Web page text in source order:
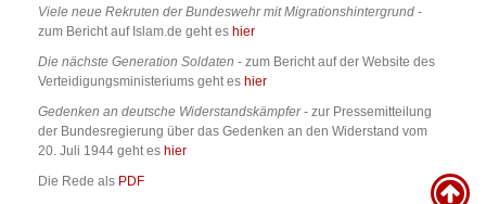
Viele neue Rekruten der Bundeswehr mit Migrationshintergrund -
zum Bericht auf Islam.de geht es hier
Die nächste Generation Soldaten - zum Bericht auf der Website des
Verteidigungsministeriums geht es hier
Gedenken an deutsche Widerstandskämpfer- zur Pressemitteilung
der Bundesregierung über das Gedenken an den Widerstand vom
20. Juli 1944 geht es hier
Die Rede als PDF